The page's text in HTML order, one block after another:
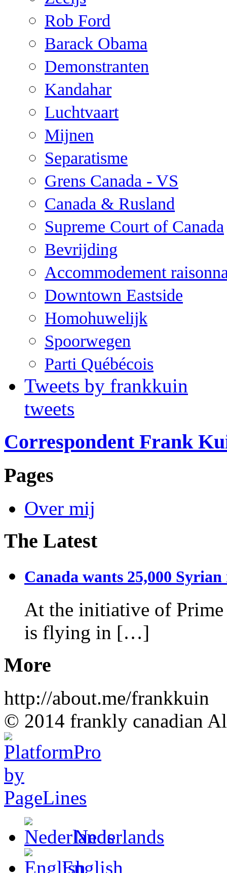
Rob Ford
Barack Obama
Demonstranten
Kandahar
Luchtvaart
Mijnen
Separatisme
Grens Canada - VS
Canada & Rusland
Supreme Court of Canada
Bevrijding
Accommodement
Downtown Eastside
Homohuwelijk
Spoorwegen
Parti Québécois
Tweets by frankkuin
tweets
Correspondent Frank
Pages
Over mij
The Latest
Canada wants 25,000 Syrian
At the initiative of Prime
is flying in […]
More
http://about.me/frankkuin
© 2014 frankly canadian
Nederlands
English